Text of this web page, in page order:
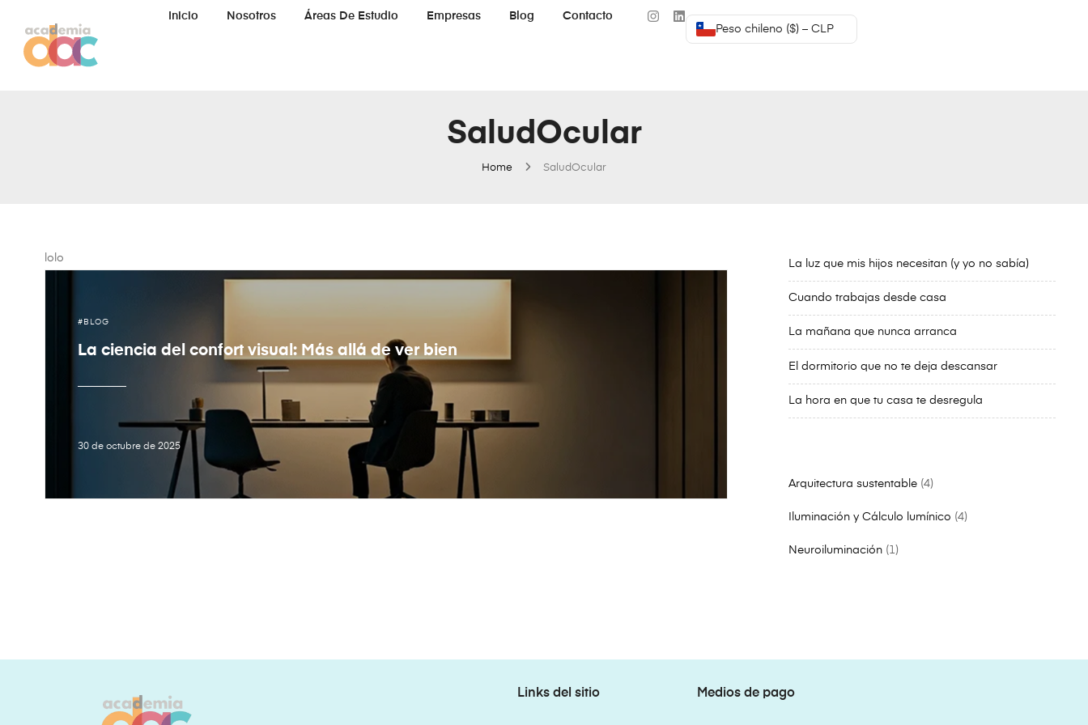
Inicio Nosotros Áreas De Estudio Empresas Blog
Contacto
Peso chileno ($) – CLP
Home SaludOcular
SaludOcular
lolo
BLOG
La ciencia del confort visual: Más allá de ver bien
30 de octubre de 2025
La luz que mis hijos necesitan (y yo no sabía)
Cuando trabajas desde casa
La mañana que nunca arranca
El dormitorio que no te deja descansar
La hora en que tu casa te desregula
Arquitectura sustentable 4
Iluminación y Cálculo lumínico 4
Neuroiluminación 1
Links del sitio Medios de pago